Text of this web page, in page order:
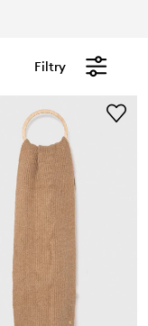
Filtry